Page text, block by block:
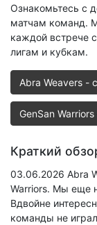
Ознакомьтесь с
матчам команд.
каждой встрече
лигам и кубкам.
Abra Weavers -
GenSan
Краткий
03.06.2026 Abra
Warriors. Мы еще
Вдвойне
команды не